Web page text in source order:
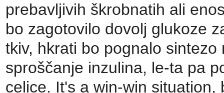
prebavljivih škrobnatih ali
bo zagotovilo dovolj glukoze
tkiv, hkrati bo pognalo
sproščanje inzulina, le-ta pa
celice. It's a win-win